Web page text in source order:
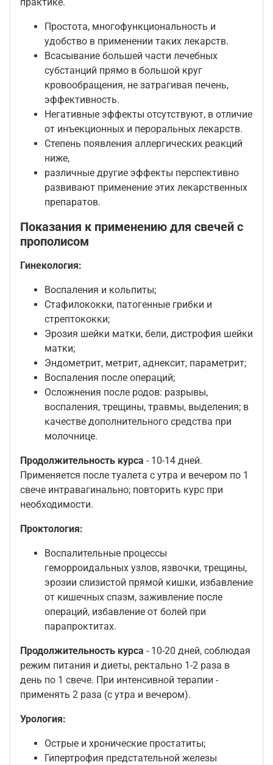
Простота, многофункциональность и
удобство в применении таких лекарств.
Всасывание большей части лечебных
субстанций прямо в большой круг
кровообращения, не затрагивая печень,
эффективность.
Негативные эффекты отсутствуют, в отличие
от инъекционных и пероральных лекарств.
Степень появления аллергических реакций
ниже,
различные другие эффекты перспективно
развивают применение этих лекарственных
препаратов.
Показания к применению для свечей с
прополисом
Гинекология:
Воспаления и кольпиты;
Стафилококки, патогенные грибки и
стрептококки;
Эрозия шейки матки, бели, дистрофия шейки
матки;
Эндометрит, метрит, аднексит, параметрит;
Воспаления после операций;
Осложнения после родов: разрывы,
воспаления, трещины, травмы, выделения; в
качестве дополнительного средства при
молочнице.
Продолжительность курса - 10-14 дней.
Применяется после туалета с утра и вечером по 1
свече интравагинально; повторить курс при
необходимости.
Проктология:
Воспалительные процессы
геморроидальных узлов, язвочки, трещины,
эрозии слизистой прямой кишки, избавление
от кишечных спазм, заживление после
операций, избавление от болей при
парапроктитах.
Продолжительность курса - 10-20 дней, соблюдая
режим питания и диеты, ректально 1-2 раза в
день по 1 свече. При интенсивной терапии -
применять 2 раза (с утра и вечером).
Урология:
Острые и хронические простатиты;
Гипертрофия предстательной железы